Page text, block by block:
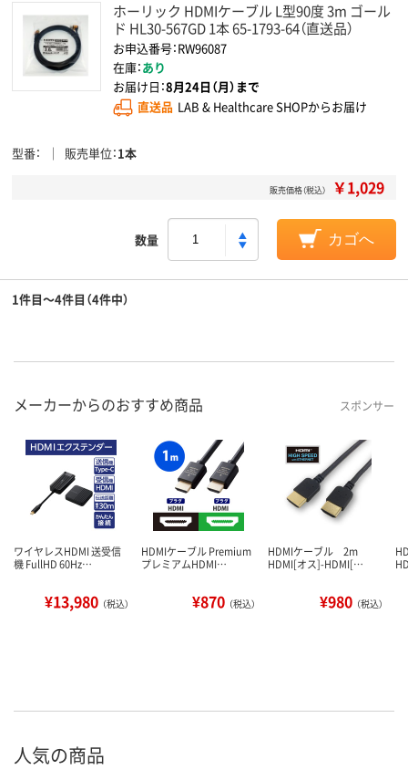
ホーリック HDMIケーブル L型90度 3m ゴール
ド HL30-567GD 1本 65-1793-64（直送品）
お申込番号：RW96087
在庫：あり
お届け日：8月24日（月）まで
直送品 LAB & Healthcare SHOPからお届け
型番 販売単位 1本
販売価格（税込） ￥1,029
数量 カゴへ
1件目～4件目（4件中）
メーカーからのおすすめ商品 スポンサー
ワイヤレスHDMI 送受信
機 FullHD 60Hz…
¥13,980 （税込）
HDMIケーブル Premium
プレミアムHDMI…
¥870 （税込）
HDMIケーブル 2m
HDMI[オス]-HDMI[…
¥980 （税込）
人気の商品